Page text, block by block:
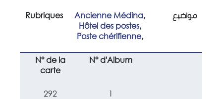
Rubriques Ancienne Médina,
Hôtel des postes,
Poste chérifienne,
مواضيع
N° de la
carte
N° d'Album
292 1